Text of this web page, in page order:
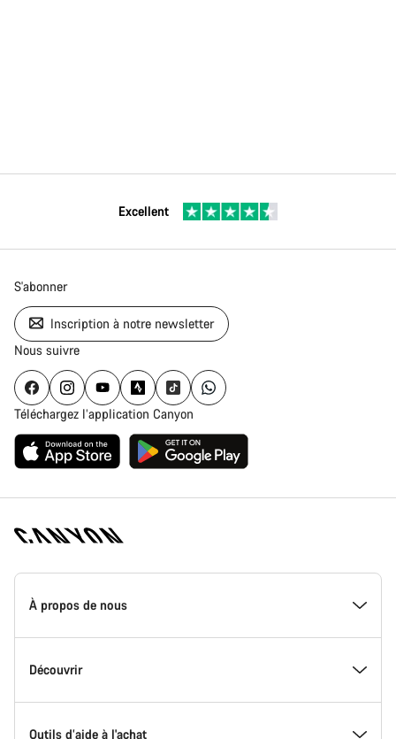
Excellent
S'abonner
Inscription à notre newsletter
Nous suivre
Téléchargez l’application Canyon
Page
d'accueil
Canyon
-
Canyon
À propos de nous
Inside Canyon
L'innovation chez Canyon
Découvrir
Evénements
Outils d’aide à l'achat